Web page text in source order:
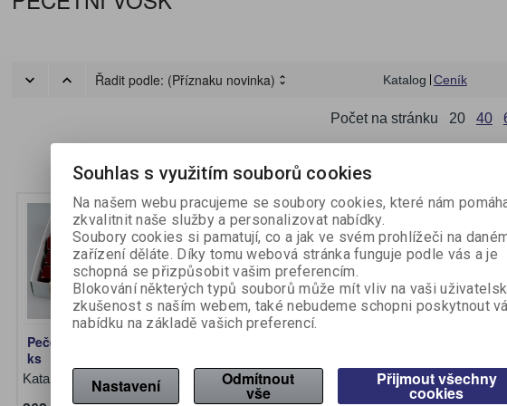
HOME-OFFICE OCLEAN SONICKÉ
KARTÁČKY
GAME ZONA ZAHRADA A
ZÁVĚSNÉ A ZAKLÁDACÍ
OBALY
ZÁZNAMNÍ KOSTKY
PSACÍ POTŘEBY RAZÍTKA
PREZENTAČNÍ STOJANY,
RÁMY A KAPSY PŘÍSLUŠENSTVÍ K PC
VYBAVENÍ SKLADU
ÚKLIDOVÉ VYBAVENÍ ZÁSOBNÍKY
SLANÉ POTRAVINY TERMOSKY A
TERMOHRNKY
TERMOVAZBA
Řadit podle: (Příznaku novinka) Katalog Ceník
Počet na stránku 20 40
Pečetní vosk - poštovní / 10
ks
Katalogové číslo:
380800
Souhlas s využitím souborů cookies
Na našem webu pracujeme se soubory cookies, které nám
zkvalitnit naše služby a personalizovat nabídky.
Soubory cookies si pamatují, co a jak ve svém prohlížeči na
zařízení děláte. Díky tomu webová stránka funguje podle vás a je
schopná se přizpůsobit vašim preferencím.
Blokování některých typů souborů může mít vliv na vaši
zkušenost s naším webem, také nebudeme schopni poskytnout
nabídku na základě vašich preferencí.
Nastavení Odmítnout
vše
Přijmout všechny
cookies